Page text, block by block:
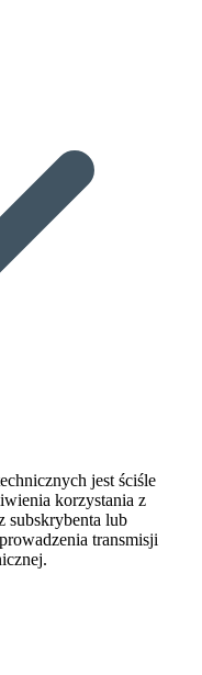
jest ściśle
korzystania z
subskrybenta lub
transmisji